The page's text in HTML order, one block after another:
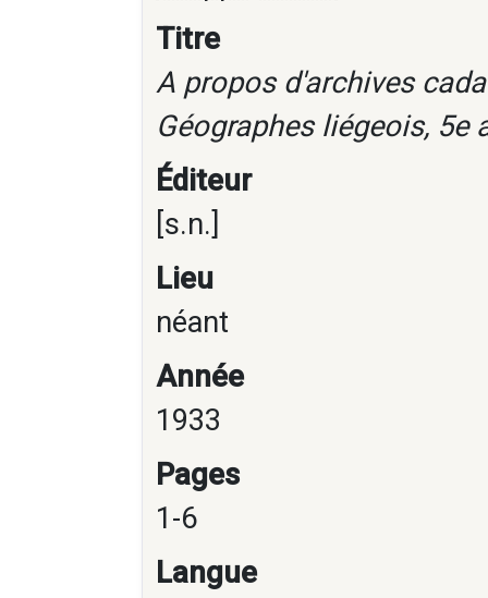
Titre
A propos d'archives
Géographes liégeois, 5e
Éditeur
[s.n.]
Lieu
néant
Année
1933
Pages
1-6
Langue